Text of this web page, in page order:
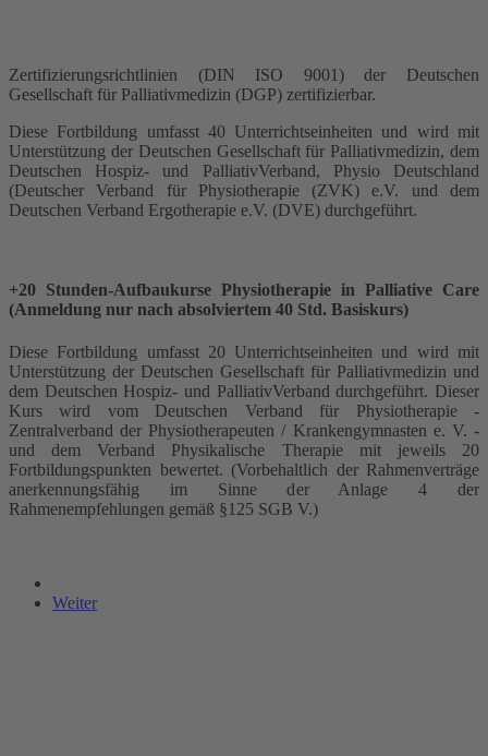
Zertifizierungsrichtlinien (DIN ISO 9001) der Deutschen
Gesellschaft für Palliativmedizin (DGP) zertifizierbar.
Diese Fortbildung umfasst 40 Unterrichtseinheiten und wird mit
Unterstützung der Deutschen Gesellschaft für Palliativmedizin, dem
Deutschen Hospiz- und PalliativVerband, Physio Deutschland
(Deutscher Verband für Physiotherapie (ZVK) e.V. und dem
Deutschen Verband Ergotherapie e.V. (DVE) durchgeführt.
+20 Stunden-Aufbaukurse Physiotherapie in Palliative Care
(Anmeldung nur nach absolviertem 40 Std. Basiskurs)
Diese Fortbildung umfasst 20 Unterrichtseinheiten und wird mit
Unterstützung der Deutschen Gesellschaft für Palliativmedizin und
dem Deutschen Hospiz- und PalliativVerband durchgeführt. Dieser
Kurs wird vom Deutschen Verband für Physiotherapie -
Zentralverband der Physiotherapeuten / Krankengymnasten e. V. -
und dem Verband Physikalische Therapie mit jeweils 20
Fortbildungspunkten bewertet. (Vorbehaltlich der Rahmenverträge
anerkennungsfähig im Sinne der Anlage 4 der
Rahmenempfehlungen gemäß §125 SGB V.)
Weiter